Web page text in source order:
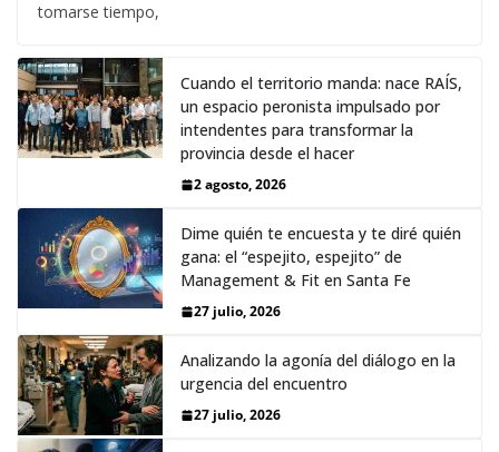
tomarse tiempo,
Cuando el territorio manda: nace RAÍS,
un espacio peronista impulsado por
intendentes para transformar la
provincia desde el hacer
2 agosto, 2026
Dime quién te encuesta y te diré quién
gana: el “espejito, espejito” de
Management & Fit en Santa Fe
27 julio, 2026
Analizando la agonía del diálogo en la
urgencia del encuentro
27 julio, 2026